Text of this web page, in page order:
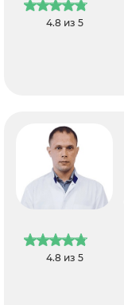
4.8 из 5
4.8 из 5